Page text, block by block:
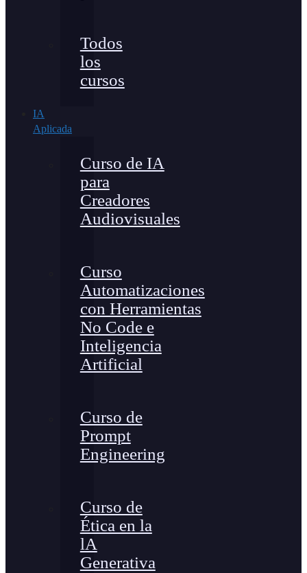
Todos
los
cursos
IA
Aplicada
Curso de IA
para
Creadores
Audiovisuales
Curso
Automatizaciones
con Herramientas
No Code e
Inteligencia
Artificial
Curso de
Prompt
Engineering
Curso de
Ética en la
lA
Generativa